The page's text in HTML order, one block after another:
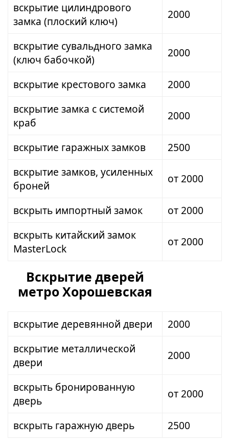
вскрытие цилиндрового
замка (плоский ключ)
2000
вскрытие сувальдного замка
(ключ бабочкой)
2000
вскрытие крестового замка
2000
вскрытие замка с системой
краб
2000
вскрытие гаражных замков
2500
вскрытие замков, усиленных
броней
от 2000
вскрыть импортный замок
от 2000
вскрыть китайский замок
MasterLock
от 2000
Вскрытие дверей
метро Хорошевская
вскрытие деревянной двери
2000
вскрытие металлической
двери
2000
вскрыть бронированную
дверь
от 2000
вскрыть гаражную дверь 2500